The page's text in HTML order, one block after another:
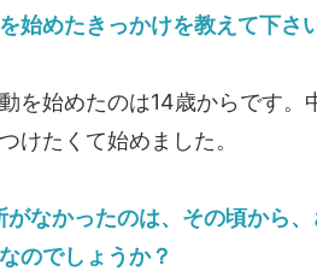
始めたきっかけを教えて下さい
を始めたのは14歳からです。
けたくて始めました。
なかったのは、その頃から
のでしょうか？